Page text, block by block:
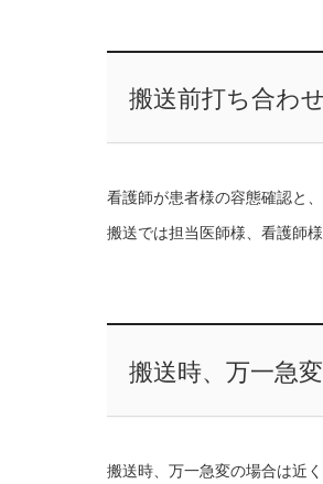
搬送前打ち合わせ
看護師が患者様の容態確認と
搬送では担当医師様、看護師
搬送時、万一急
搬送時、万一急変の場合は近